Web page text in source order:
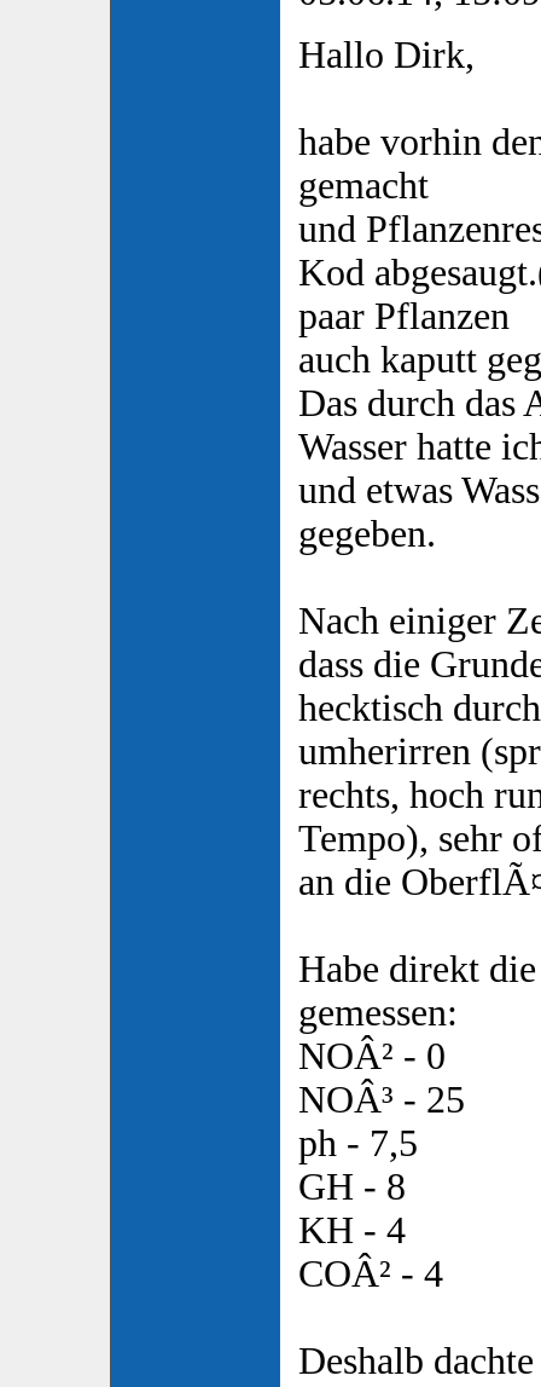
Hallo Dirk,
habe vorhin
gemacht
und
Kod
paar Pflanzen
auch kaputt
Das durch das
Wasser hatte
und etwas
gegeben.
Nach einiger
dass die
hecktisch
umherirren
rechts, hoch
Tempo), sehr
an die
Habe direkt
gemessen:
NOÂ² - 0
NOÂ³ - 25
ph - 7,5
GH - 8
KH - 4
COÂ² - 4
Deshalb